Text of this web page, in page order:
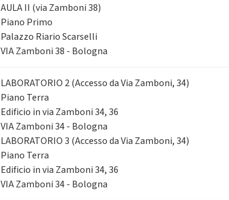
AULA II (via Zamboni 38)
Piano Primo
Palazzo Riario Scarselli
VIA Zamboni 38 - Bologna
LABORATORIO 2 (Accesso da Via Zamboni, 34)
Piano Terra
Edificio in via Zamboni 34, 36
VIA Zamboni 34 - Bologna
LABORATORIO 3 (Accesso da Via Zamboni, 34)
Piano Terra
Edificio in via Zamboni 34, 36
VIA Zamboni 34 - Bologna